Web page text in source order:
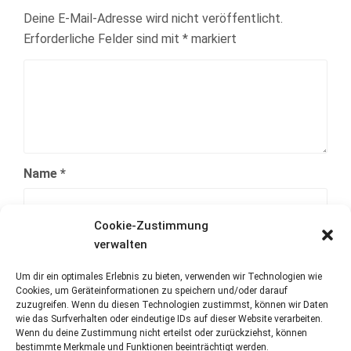
Cookie-Zustimmung
verwalten
Um dir ein optimales Erlebnis zu bieten, verwenden wir Technologien wie
Cookies, um Geräteinformationen zu speichern und/oder darauf
zuzugreifen. Wenn du diesen Technologien zustimmst, können wir Daten
wie das Surfverhalten oder eindeutige IDs auf dieser Website verarbeiten.
Wenn du deine Zustimmung nicht erteilst oder zurückziehst, können
bestimmte Merkmale und Funktionen beeinträchtigt werden.
Deine E-Mail-Adresse wird nicht veröffentlicht.
Erforderliche Felder sind mit * markiert
Name *
E-Mail-Adresse*
Website